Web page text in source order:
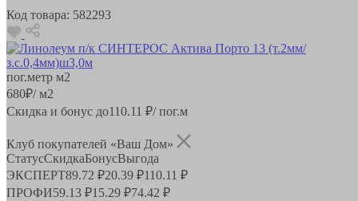
Код товара: 582293
пог.метр м2
680₽/ м2
Скидка и бонус до110.11 ₽/ пог.м
Клуб покупателей «Ваш Дом»
СтатусСкидкаБонусВыгода
ЭКСПЕРТ89.72 ₽20.39 ₽110.11 ₽
ПРОФИ59.13 ₽15.29 ₽74.42 ₽